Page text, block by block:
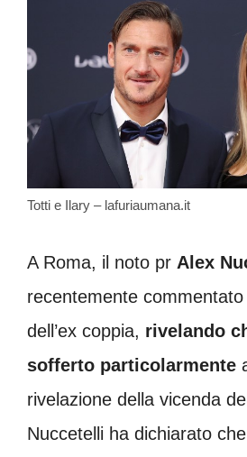
Totti e Ilary – lafuriaumana.it
A Roma, il noto pr Alex
recentemente
dell’ex coppia, rivelando
sofferto particolarmente
rivelazione della vicenda
Nuccetelli ha dichiarato che